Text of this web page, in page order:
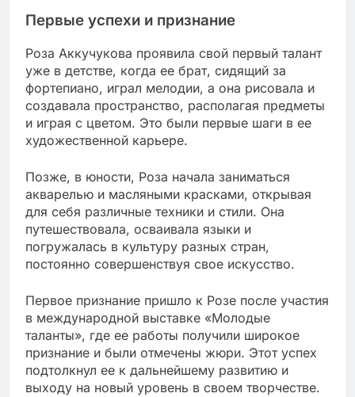
Первые успехи и признание
Роза Аккучукова проявила свой первый талант
уже в детстве, когда ее брат, сидящий за
фортепиано, играл мелодии, а она рисовала и
создавала пространство, располагая предметы
и играя с цветом. Это были первые шаги в ее
художественной карьере.
Позже, в юности, Роза начала заниматься
акварелью и масляными красками, открывая
для себя различные техники и стили. Она
путешествовала, осваивала языки и
погружалась в культуру разных стран,
постоянно совершенствуя свое искусство.
Первое признание пришло к Розе после участия
в международной выставке «Молодые
таланты», где ее работы получили широкое
признание и были отмечены жюри. Этот успех
подтолкнул ее к дальнейшему развитию и
выходу на новый уровень в своем творчестве.